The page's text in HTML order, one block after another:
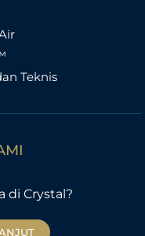
Teknis
di Crystal?